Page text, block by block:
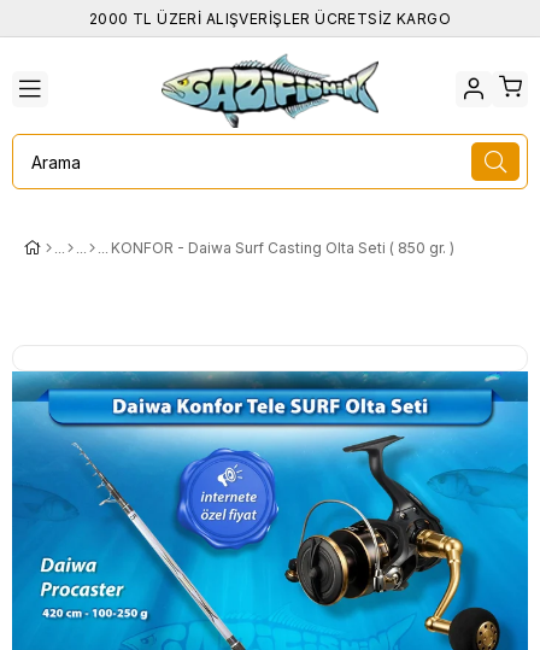
2000 TL ÜZERİ ALIŞVERİŞLER ÜCRETSİZ KARGO
KONFOR - Daiwa Surf Casting Olta Seti ( 850 gr. )